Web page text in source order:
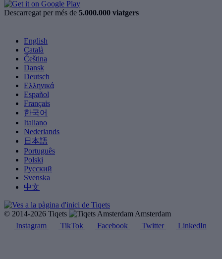
Descarregat per més de 5.000.000 viatgers
English
Català
Čeština
Dansk
Deutsch
Ελληνικά
Español
Français
한국어
Italiano
Nederlands
日本語
Português
Polski
Русский
Svenska
中文
© 2014-2026 Tiqets
Amsterdam
Instagram
TikTok Facebook Twitter LinkedIn